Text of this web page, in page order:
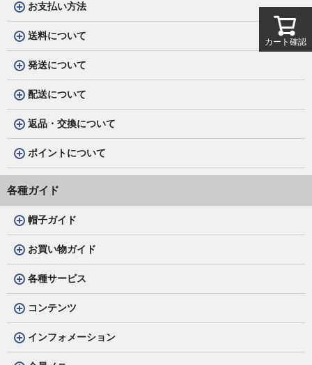
お支払い方法
送料について
発送について
配送について
返品・交換について
ポイントについて
各種ガイド
帽子ガイド
お買い物ガイド
各種サービス
コンテンツ
インフォメーション
カート確認